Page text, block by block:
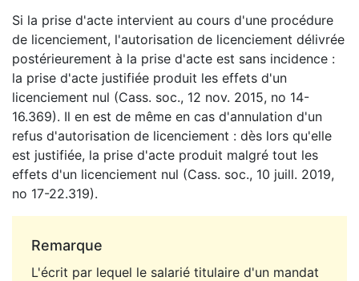
Si la prise d'acte intervient au cours d'une procédure
de licenciement, l'autorisation de licenciement délivrée
postérieurement à la prise d'acte est sans incidence :
la prise d'acte justifiée produit les effets d'un
licenciement nul (Cass. soc., 12 nov. 2015, no 14-
16.369). Il en est de même en cas d'annulation d'un
refus d'autorisation de licenciement : dès lors qu'elle
est justifiée, la prise d'acte produit malgré tout les
effets d'un licenciement nul (Cass. soc., 10 juill. 2019,
no 17-22.319).
Remarque
L'écrit par lequel le salarié titulaire d'un mandat